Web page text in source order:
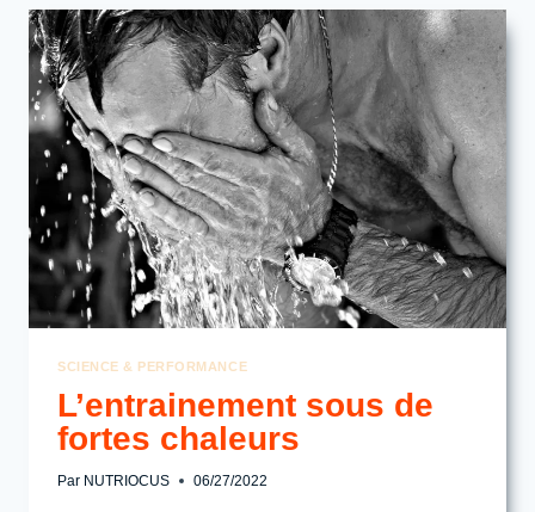
INTESTINS
À
CONSOMMER
PLUS
DE
GLUCIDES
DANS
LA
PRATIQUE
SCIENCE & PERFORMANCE
L’entrainement sous de
fortes chaleurs
Par NUTRIOCUS 06/27/2022